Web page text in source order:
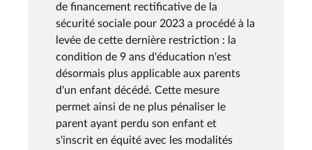
de financement rectificative de la
sécurité sociale pour 2023 a procédé à la
levée de cette dernière restriction : la
condition de 9 ans d'éducation n'est
désormais plus applicable aux parents
d'un enfant décédé. Cette mesure
permet ainsi de ne plus pénaliser le
parent ayant perdu son enfant et
s'inscrit en équité avec les modalités